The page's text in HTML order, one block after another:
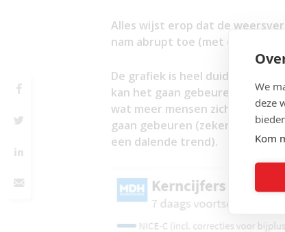
We
deze
Kom
Alles wijst erop dat de
nam abrupt toe (met een
De grafiek is heel duidelijk.
kan het gaan gebeuren dat
wat meer mensen zich laten
gaan gebeuren (zeker ook
een dalende trend).